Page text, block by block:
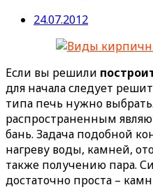
24.07.2012
Если вы решили
для начала следует
типа печь нужно
распространенным
бань. Задача подобной
нагреву воды, камней,
также получению пара.
достаточно проста –